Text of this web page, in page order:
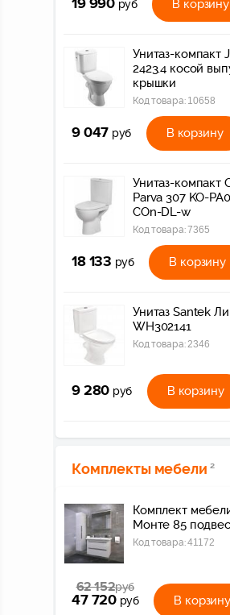
19 990 руб В корзину
Унитаз-компакт
2423.4 косой
крышки
Код товара: 10658
9 047 руб В корзину
Унитаз-компакт
Parva 307 KO-
COn-DL-w
Код товара:7365
18 133 руб В корзину
Унитаз Santek
WH302141
Код товара:2346
9 280 руб В корзину
Комплекты мебели 2
Комплект
Монте 85
Код товара:41172
62 152руб
47 720 руб В корзину